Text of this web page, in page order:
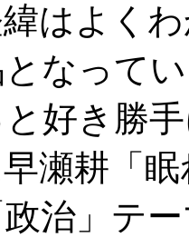
はよく
なって
好き勝
瀬耕「
治」テ